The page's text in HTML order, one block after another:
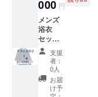
たく頂
戴し、
御礼の
お手紙
をお送
りさせ
て頂き
ます。
※浴衣の
000 円
メンズ
浴衣
セット
（浴
衣・
帯・下
駄）と
支援者
支援
者：
0人
お届
け予